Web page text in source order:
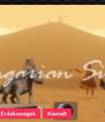
One
Érdekességek Kiemelt